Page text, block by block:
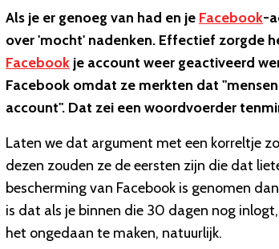
Als je er genoeg van had en je Facebook-
over 'mocht' nadenken. Effectief zorgde
Facebook je account weer geactiveerd
Facebook omdat ze merkten dat
account". Dat zei een woordvoerder
Laten we dat argument met een korreltje
dezen zouden ze de eersten zijn die dat
bescherming van Facebook is genomen
is dat als je binnen die 30 dagen nog
het ongedaan te maken, natuurlijk.